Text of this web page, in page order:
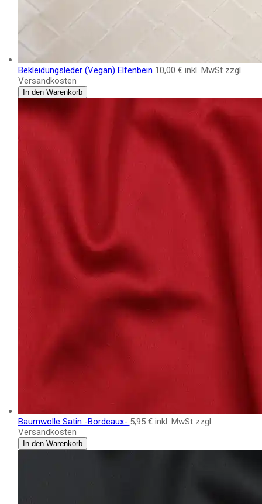
Bekleidungsleder (Vegan) Elfenbein 10,00 € inkl. MwSt zzgl.
Versandkosten
In den Warenkorb
Baumwolle Satin -Bordeaux- 5,95 € inkl. MwSt zzgl.
Versandkosten
In den Warenkorb